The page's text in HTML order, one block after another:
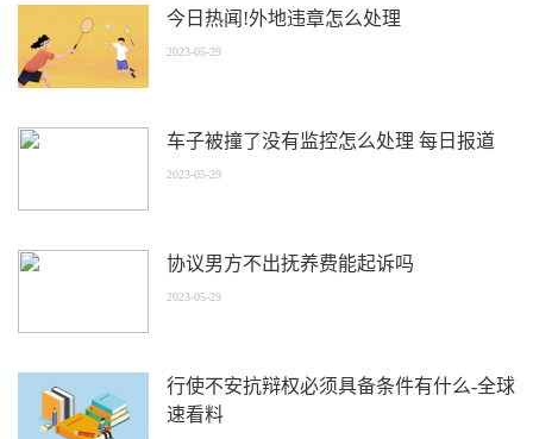
今日热闻!外地违章怎么处理
2023-05-29
车子被撞了没有监控怎么处理 每日报道
2023-05-29
协议男方不出抚养费能起诉吗
2023-05-29
行使不安抗辩权必须具备条件有什么-全球
速看料